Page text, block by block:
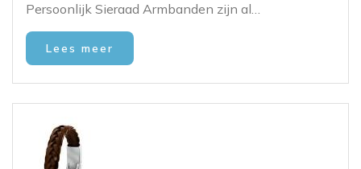
Persoonlijk Sieraad Armbanden zijn al…
Lees meer